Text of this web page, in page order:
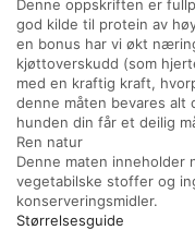
Denne oppskriften er
god kilde til protein av
en bonus har vi økt
kjøttoverskudd (som
med en kraftig kraft,
denne måten bevares
hunden din får et deilig
Ren natur
Denne maten inneholder
vegetabilske stoffer og
konserveringsmidler.
Størrelsesguide